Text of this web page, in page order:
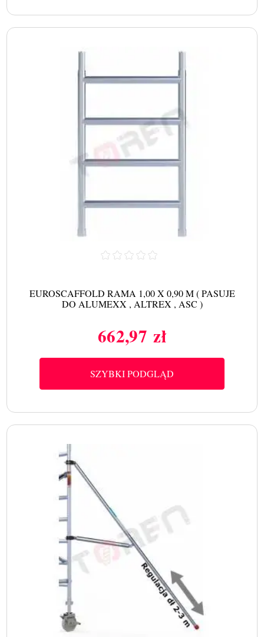
EUROSCAFFOLD RAMA 1,00 X 0,90 M ( PASUJE
DO ALUMEXX , ALTREX , ASC )
Cena
662,97 zł
SZYBKI PODGLĄD